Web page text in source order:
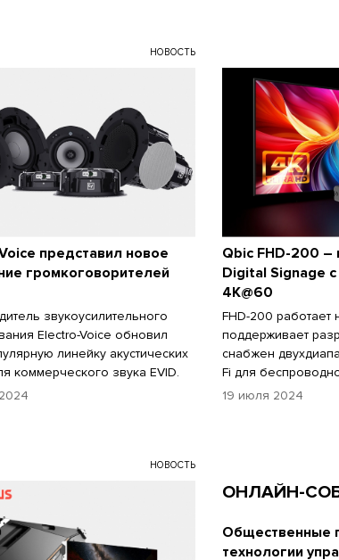
НОВОСТЬ
представил новое
громкоговорителей
звукоусилительного
Electro-Voice обновил
линейку акустических
коммерческого звука EVID.
Qbic FHD-200
Digital Signage
4K@60
FHD-200 работает
поддерживает
снабжен
Fi для
19 июля 2024
НОВОСТЬ
ОНЛАЙН-
Общественные
технологии